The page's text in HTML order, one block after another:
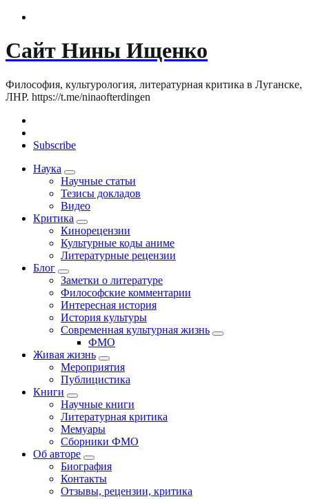
Сайт Нины Ищенко
Философия, культурология, литературная критика в Луганске,
ЛНР. https://t.me/ninaofterdingen
Subscribe
Наука
Научные статьи
Тезисы докладов
Видео
Критика
Кинорецензии
Культурные коды аниме
Литературные рецензии
Блог
Заметки о литературе
Философские комментарии
Интересная история
История культуры
Современная культурная жизнь
ФМО
Живая жизнь
Мероприятия
Публицистика
Книги
Научные книги
Литературная критика
Мемуары
Сборники ФМО
Об авторе
Биография
Контакты
Отзывы, рецензии, критика